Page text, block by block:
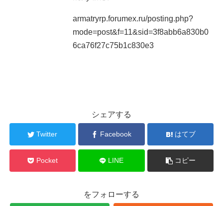
armatryrp.forumex.ru/posting.php?
mode=post&f=11&sid=3f8abb6a830b0
6ca76f27c75b1c830e3
シェアする
Twitter Facebook はてブ
Pocket LINE コピー
をフォローする